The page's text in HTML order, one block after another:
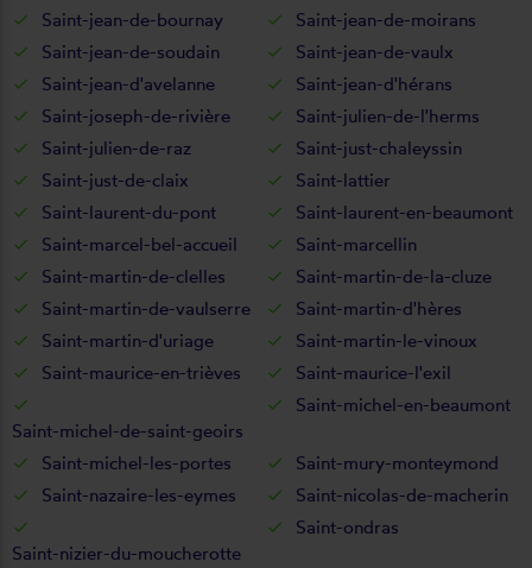
Saint-jean-de-bournay
Saint-jean-de-moirans
Saint-jean-de-soudain
Saint-jean-de-vaulx
Saint-jean-d'avelanne
Saint-jean-d'hérans
Saint-joseph-de-rivière
Saint-julien-de-l'herms
Saint-julien-de-raz
Saint-just-chaleyssin
Saint-just-de-claix
Saint-lattier
Saint-laurent-du-pont
Saint-laurent-en-beaumont
Saint-marcel-bel-accueil
Saint-marcellin
Saint-martin-de-clelles
Saint-martin-de-la-cluze
Saint-martin-de-vaulserre
Saint-martin-d'hères
Saint-martin-d'uriage
Saint-martin-le-vinoux
Saint-maurice-en-trièves
Saint-maurice-l'exil
Saint-michel-de-saint-geoirs
Saint-michel-en-beaumont
Saint-michel-les-portes
Saint-mury-monteymond
Saint-nazaire-les-eymes
Saint-nicolas-de-macherin
Saint-nizier-du-moucherotte
Saint-ondras